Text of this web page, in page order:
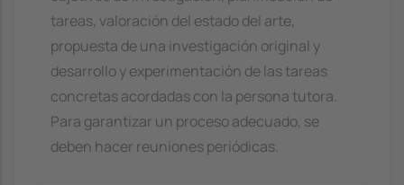
tareas, valoración del estado del arte,
propuesta de una investigación original y
desarrollo y experimentación de las tareas
concretas acordadas con la persona tutora.
Para garantizar un proceso adecuado, se
deben hacer reuniones periódicas.